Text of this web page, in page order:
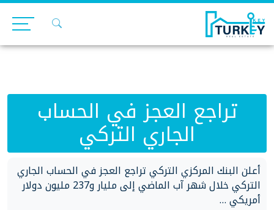
Skip
content
تراجع العجز في الحساب
الجاري التركي
أعلن البنك المركزي التركي تراجع العجز في الحساب الجاري
التركي خلال شهر آب الماضي إلى مليار و237 مليون دولار
أمريكي …